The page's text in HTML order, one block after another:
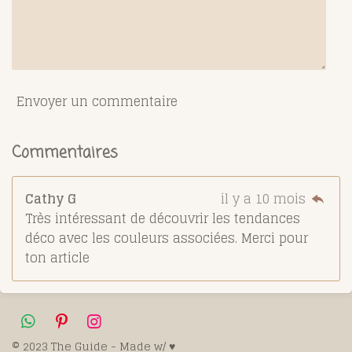
Envoyer un commentaire
Commentaires
Cathy G
il y a 10 mois
Très intéressant de découvrir les tendances
déco avec les couleurs associées. Merci pour
ton article
W
h
P
i
I
n
© 2023 The Guide - Made w/ ♥️